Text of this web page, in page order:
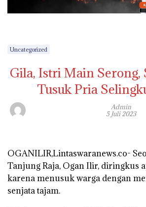
Uncategorized
Gila, Istri Main Serong,
Tusuk Pria
Admin
5 Juli 2023
OGANILIR,Lintaswaranews.co-
Tanjung Raja, Ogan Ilir, diringkus
karena menusuk warga dengan
senjata tajam.